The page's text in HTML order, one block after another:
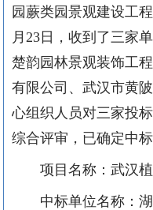
园蕨类园景观建设工
月 23日，收到了三家
楚韵园林景观装饰工
有限公司、武汉市黄
心组织人员对三家投
综合评审，已确定中
项目名称：武汉
中标单位名称：